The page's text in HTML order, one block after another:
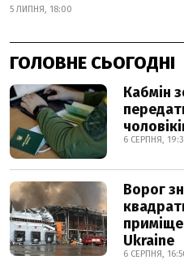
5 ЛИПНЯ, 18:00
ГОЛОВНЕ СЬОГОДНІ
Кабмін
6 СЕРПНЯ,
Ворог
Ukraine
6 СЕРПНЯ,